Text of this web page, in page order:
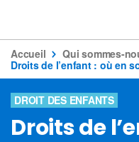
Accueil Qui sommes-
Droits de l’enfant : où en
DROIT DES ENFANTS
Droits de